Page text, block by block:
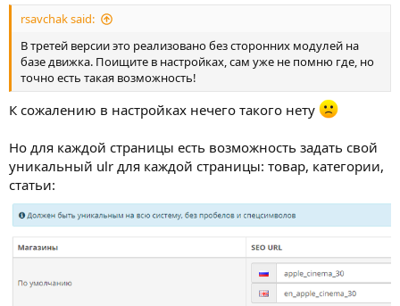
rsavchak said:
В третей версии это реализовано без сторонних модулей на
базе движка. Поищите в настройках, сам уже не помню где, но
точно есть такая возможность!
К сожалению в настройках нечего такого нету
Но для каждой страницы есть возможность задать свой
уникальный ulr для каждой страницы: товар, категории,
статьи: